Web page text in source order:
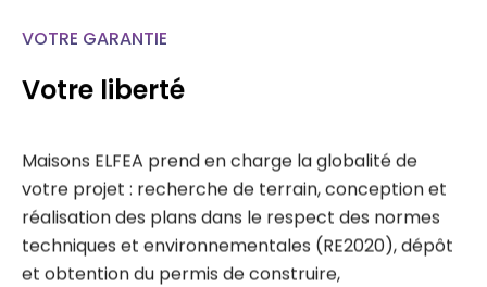
VOTRE GARANTIE
Votre liberté
votre projet : recherche de terrain, conception et
réalisation des plans dans le respect des normes
techniques et environnementales (RE2020), dépôt
et obtention du permis de construire,
accompagnement dans le montage financier,